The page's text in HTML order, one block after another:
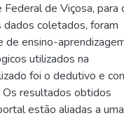
de Viçosa, para
dados coletados, foram
de ensino-
utilizados na
foi o dedutivo e
Os resultados obtidos
estão aliadas a uma